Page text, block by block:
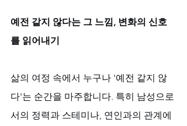
예전 같지 않다는 그 느낌, 변화의 신호
를 읽어내기
삶의 여정 속에서 누구나 '예전 같지 않
다'는 순간을 마주합니다. 특히 남성으로
서의 정력과 스테미나, 연인과의 관계에